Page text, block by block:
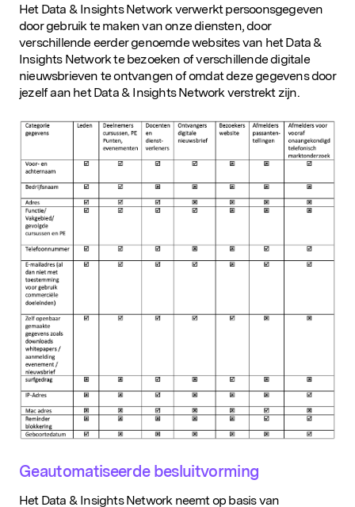
Het Data & Insights Network verwerkt persoonsgegeven
door gebruik te maken van onze diensten, door
verschillende eerder genoemde websites van het Data &
Insights Network te bezoeken of verschillende digitale
nieuwsbrieven te ontvangen of omdat deze gegevens door
jezelf aan het Data & Insights Network verstrekt zijn.
Geautomatiseerde besluitvorming
Het Data & Insights Network neemt op basis van